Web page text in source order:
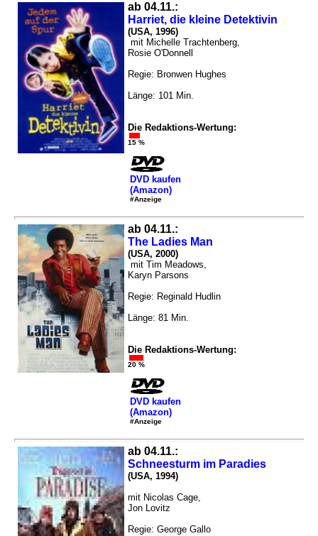
ab 04.11.:
Harriet, die kleine Detektivin
(USA, 1996)
mit Michelle Trachtenberg,
Rosie O'Donnell
Regie: Bronwen Hughes
Länge: 101 Min.
Die Redaktions-Wertung:
15 %
DVD kaufen
(Amazon)
#Anzeige
ab 04.11.:
The Ladies Man
(USA, 2000)
mit Tim Meadows,
Karyn Parsons
Regie: Reginald Hudlin
Länge: 81 Min.
Die Redaktions-Wertung:
20 %
DVD kaufen
(Amazon)
#Anzeige
ab 04.11.:
Schneesturm im Paradies
(USA, 1994)
mit Nicolas Cage,
Jon Lovitz
Regie: George Gallo